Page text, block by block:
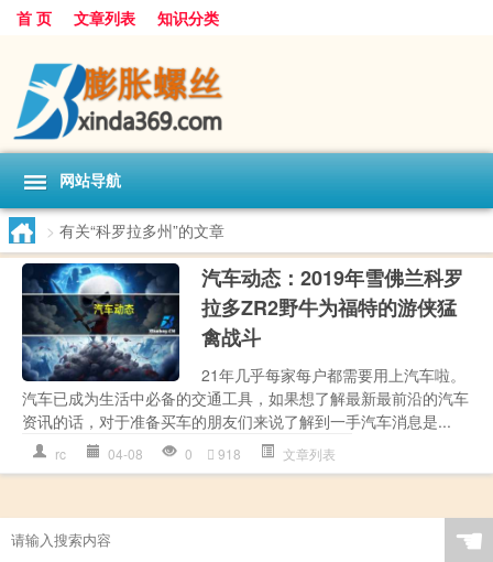
首 页 文章列表 知识分类
网站导航
> 有关“科罗拉多州”的文章
汽车动态：2019年雪佛兰科罗
拉多ZR2野牛为福特的游侠猛
禽战斗
21年几乎每家每户都需要用上汽车啦。
汽车已成为生活中必备的交通工具，如果想了解最新最前沿的汽车
资讯的话，对于准备买车的朋友们来说了解到一手汽车消息是...
rc 04-08 0 918 文章列表
☚